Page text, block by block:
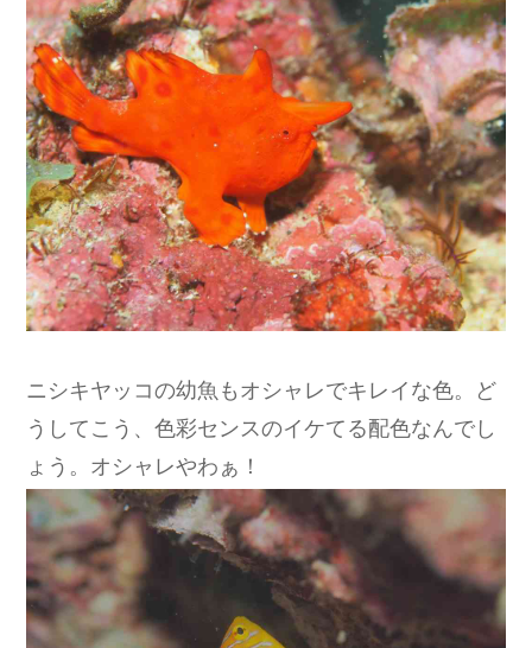
ニシキヤッコの幼魚もオシャレでキレイな色。ど
うしてこう、色彩センスのイケてる配色なんでし
ょう。オシャレやわぁ！